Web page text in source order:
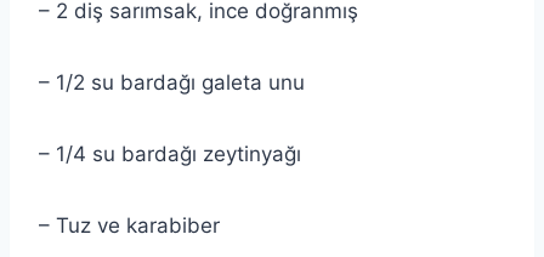
– 2 diş sarımsak, ince doğranmış
– 1/2 su bardağı galeta unu
– 1/4 su bardağı zeytinyağı
– Tuz ve karabiber